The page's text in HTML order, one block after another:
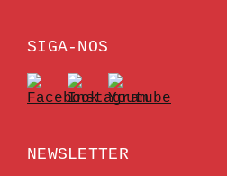
SIGA-NOS
NEWSLETTER